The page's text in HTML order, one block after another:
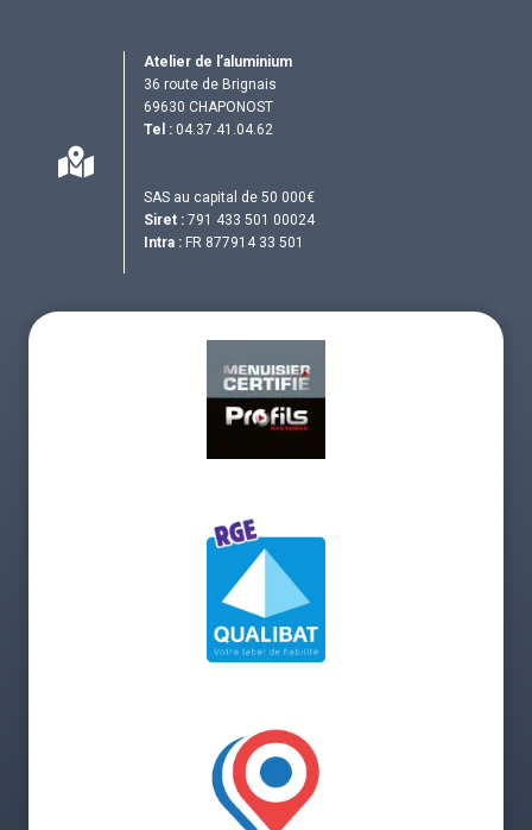
Atelier de l’aluminium
36 route de Brignais
69630 CHAPONOST
Tel : 04.37.41.04.62
SAS au capital de 50 000€
Siret : 791 433 501 00024
Intra : FR 877914 33 501